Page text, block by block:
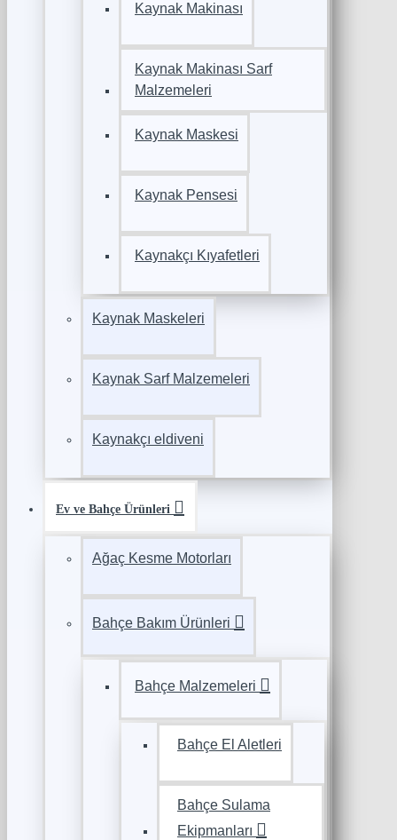
Kaynak Makinası
Kaynak Makinası Sarf
Malzemeleri
Kaynak Maskesi
Kaynak Pensesi
Kaynakçı Kıyafetleri
Kaynak Maskeleri
Kaynak Sarf Malzemeleri
Kaynakçı eldiveni
Ev ve Bahçe Ürünleri
Ağaç Kesme Motorları
Bahçe Bakım Ürünleri
Bahçe Malzemeleri
Bahçe El Aletleri
Bahçe Sulama
Ekipmanları